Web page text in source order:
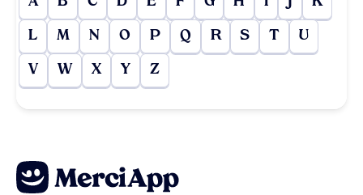
L M N O P Q R S T U
V W X Y Z